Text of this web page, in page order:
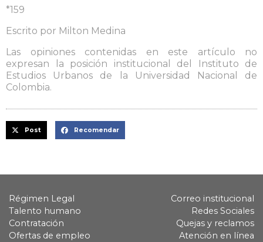
*159
Escrito por Milton Medina
Las opiniones contenidas en este artículo no
expresan la posición institucional del Instituto de
Estudios Urbanos de la Universidad Nacional de
Colombia.
Post Recomendar
Régimen Legal
Talento humano
Contratación
Ofertas de empleo
Correo institucional
Redes Sociales
Quejas y reclamos
Atención en línea